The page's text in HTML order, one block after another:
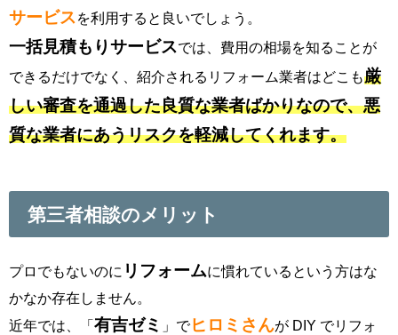
サービス を利用すると良いでしょう。
一括見積もりサービスでは、費用の相場を知ることが
できるだけでなく、紹介されるリフォーム業者はどこも厳
しい審査を通過した良質な業者ばかりなので、悪
質な業者にあうリスクを軽減してくれます。
第三者相談のメリット
プロでもないのに リフォームに慣れているという方はな
かなか存在しません。
近年では、「 有吉ゼミ 」でヒロミさんが DIY でリフォ